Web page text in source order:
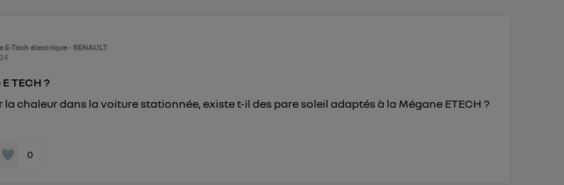
E-Tech électrique - RENAULT
TECH ?
la chaleur dans la voiture stationnée, existe t-il des pare soleil adaptés à la Mégane ETECH ?
0
consulter
personnelles d'Utiq